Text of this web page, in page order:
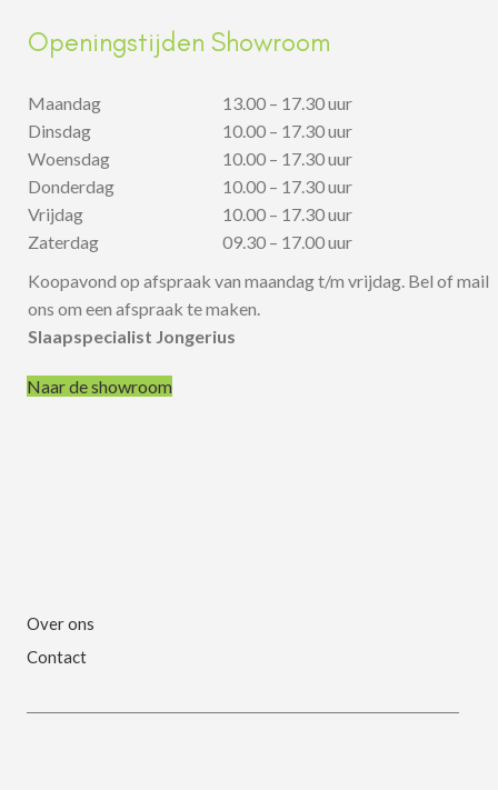
Openingstijden Showroom
Maandag
Dinsdag
Woensdag
Donderdag
Vrijdag
Zaterdag
13.00 – 17.30 uur
10.00 – 17.30 uur
10.00 – 17.30 uur
10.00 – 17.30 uur
10.00 – 17.30 uur
09.30 – 17.00 uur
Koopavond op afspraak van maandag t/m vrijdag. Bel of mail
ons om een afspraak te maken.
Slaapspecialist Jongerius
Naar de showroom
Over ons
Contact